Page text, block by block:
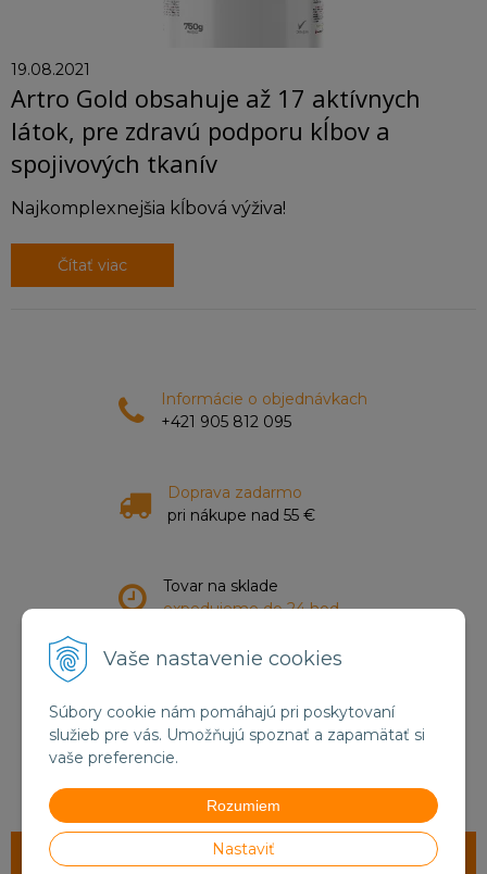
Vaše nastavenie cookies
Súbory cookie nám pomáhajú pri poskytovaní
služieb pre vás. Umožňujú spoznať a zapamätať si
vaše preferencie.
Rozumiem
Nastaviť
19.08.2021
Artro Gold obsahuje až 17 aktívnych
látok, pre zdravú podporu kĺbov a
spojivových tkanív
Najkomplexnejšia kĺbová výživa!
Čítať viac
Informácie o objednávkach
+421 905 812 095
Doprava zadarmo
pri nákupe nad 55 €
Tovar na sklade
expedujeme do 24 hod.
a starostlivosť
Veľkoobchod